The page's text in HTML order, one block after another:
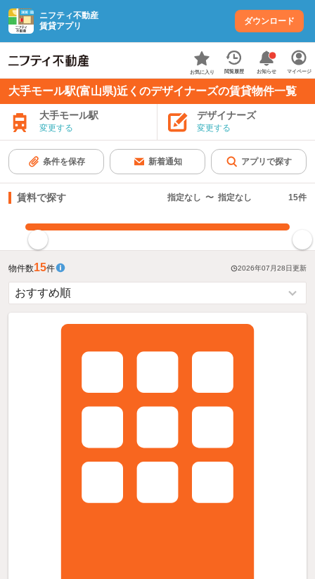
ニフティ不動産
賃貸アプリ
ダウンロード
お気に入り 閲覧履歴 お知らせ マイページ
大手モール駅(富山県)近くのデザイナーズの賃貸物件一覧
大手モール駅
変更する
デザイナーズ
変更する
条件を保存 新着通知 アプリで探す
賃料で探す 指定なし 〜 指定なし 15件
物件数15件 2026年07月28日更新